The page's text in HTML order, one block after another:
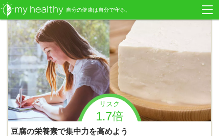
リスク
1.7倍
豆腐の栄養素で集中力を高めよう
自分の健康は自分で守る。